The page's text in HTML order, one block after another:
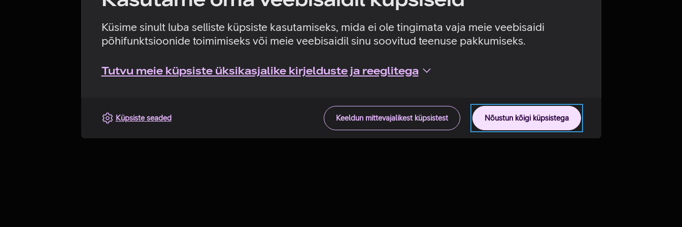
Küsime sinult luba selliste küpsiste kasutamiseks, mida ei ole tingimata vaja meie veebisaidi
põhifunktsioonide toimimiseks või meie veebisaidil sinu soovitud teenuse pakkumiseks.
Tutvu meie küpsiste üksikasjalike kirjelduste ja reeglitega
Nõustun kõigi küpsistega
Keeldun mittevajalikest küpsistest
Küpsiste seaded